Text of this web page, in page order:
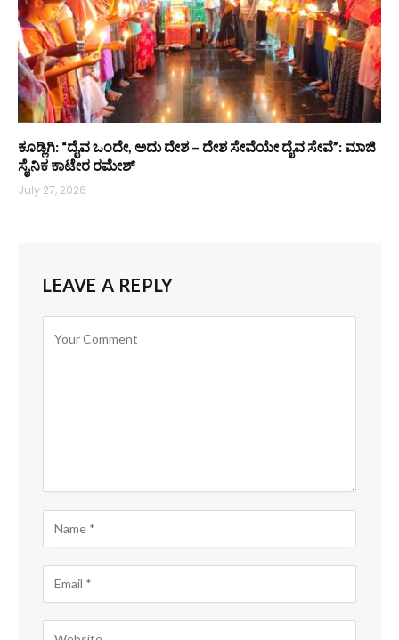
ಕೂಡ್ಲಿಗಿ: “ದೈವ ಒಂದೇ, ಅದು ದೇಶ – ದೇಶ ಸೇವೆಯೇ ದೈವ ಸೇವೆ”: ಮಾಜಿ
ಸೈನಿಕ ಕಾಟೇರ ರಮೇಶ್
July 27, 2026
LEAVE A REPLY